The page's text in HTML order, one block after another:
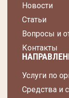
Новости
Статьи
Вопросы и
Контакты
Услуги по
Средства и